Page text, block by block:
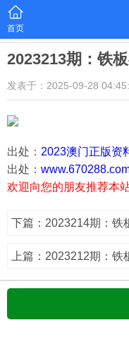
首页
2023213期：铁
发表于：2025-09-28
出处： 2023澳门正版资
出处：
欢迎向您的朋友推荐本
下篇：2023214期：铁
上篇：2023212期：铁